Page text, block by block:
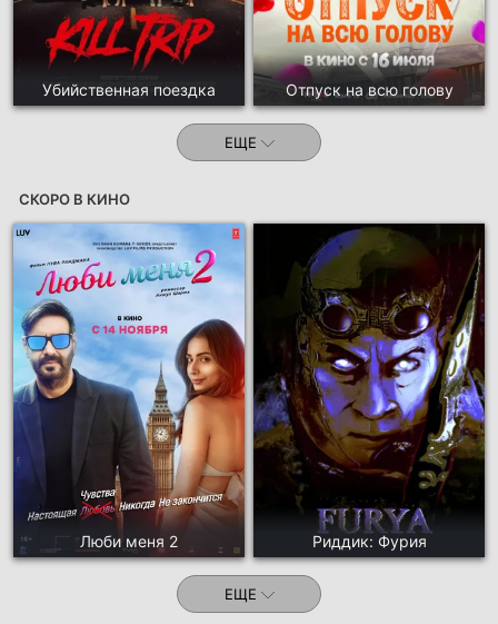
Убийственная поездка Отпуск на всю голову
ЕЩЕ
СКОРО В КИНО
Люби меня 2 Риддик: Фурия
ЕЩЕ